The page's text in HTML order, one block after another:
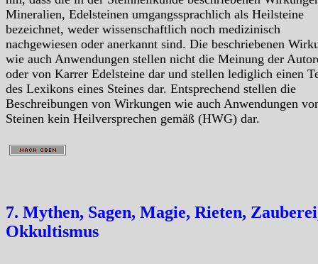
Mineralien, Edelsteinen umgangssprachlich als Heilsteine
bezeichnet, weder wissenschaftlich noch medizinisch
nachgewiesen oder anerkannt sind. Die beschriebenen
wie auch Anwendungen stellen nicht die Meinung der
oder von Karrer Edelsteine dar und stellen lediglich einen
des Lexikons eines Steines dar. Entsprechend stellen die
Beschreibungen von Wirkungen wie auch Anwendungen
Steinen kein Heilversprechen gemäß (HWG) dar.
7. Mythen, Sagen, Magie, Rieten,
Okkultismus